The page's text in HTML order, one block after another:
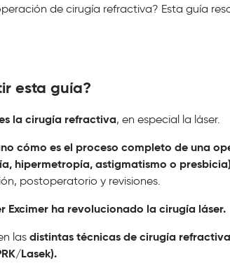
de cirugía refractiva? Esta guía
esta guía?
la cirugía refractiva, en especial la láser.
cómo es el proceso completo de una
hipermetropía, astigmatismo o presbicia)
postoperatorio y revisiones.
Excimer ha revolucionado la cirugía láser.
las distintas técnicas de cirugía
Lasek).